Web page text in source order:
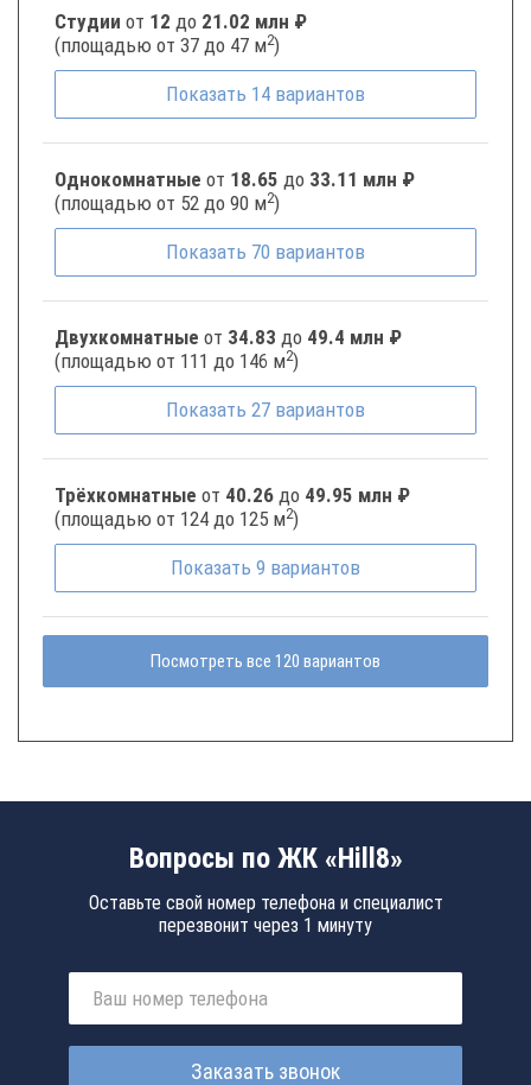
Студии от 12 до 21.02 млн ₽
(площадью от 37 до 47 м2)
Показать 14 вариантов
Однокомнатные от 18.65 до 33.11 млн ₽
(площадью от 52 до 90 м2)
Показать 70 вариантов
Двухкомнатные от 34.83 до 49.4 млн ₽
(площадью от 111 до 146 м2)
Показать 27 вариантов
Трёхкомнатные от 40.26 до 49.95 млн ₽
(площадью от 124 до 125 м2)
Показать 9 вариантов
Посмотреть все 120 вариантов
Вопросы по ЖК «Hill8»
Оставьте свой номер телефона и специалист
перезвонит через 1 минуту
Заказать звонок